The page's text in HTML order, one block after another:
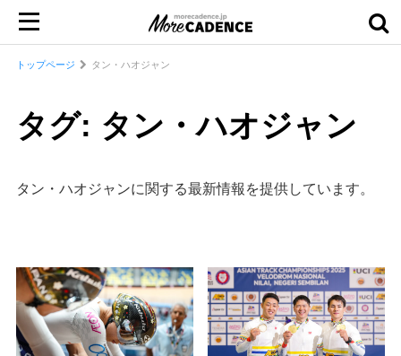
トップページ タン・ハオジャン
タグ: タン・ハオジャン
タン・ハオジャンに関する最新情報を提供しています。